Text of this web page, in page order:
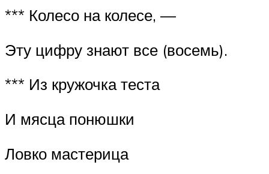
*** Колесо на колесе, —
Эту цифру знают все (восемь).
*** Из кружочка теста
И мясца понюшки
Ловко мастерица